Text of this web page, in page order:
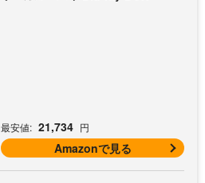
最安値: 21,734 円
Amazonで見る